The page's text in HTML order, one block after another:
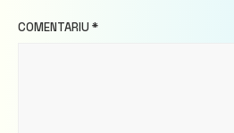
COMENTARIU *